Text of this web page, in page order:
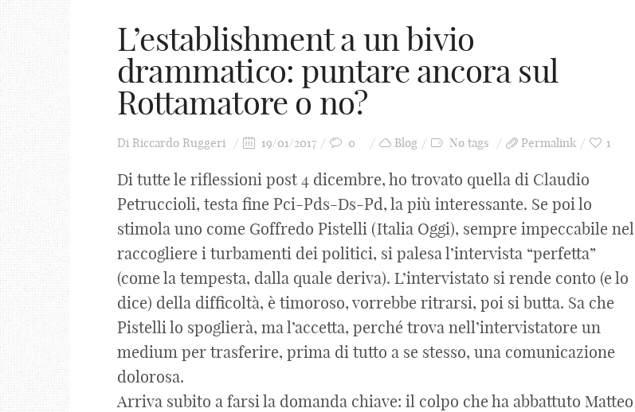
L’establishment a un bivio
drammatico: puntare ancora sul
Rottamatore o no?
Di Riccardo Ruggeri 19/01/2017 0 Blog No tags Permalink 1
Di tutte le riflessioni post 4 dicembre, ho trovato quella di Claudio
Petruccioli, testa fine Pci-Pds-Ds-Pd, la più interessante. Se poi lo
stimola uno come Goffredo Pistelli (Italia Oggi), sempre impeccabile nel
raccogliere i turbamenti dei politici, si palesa l’intervista “perfetta”
(come la tempesta, dalla quale deriva). L’intervistato si rende conto (e lo
dice) della difficoltà, è timoroso, vorrebbe ritrarsi, poi si butta. Sa che
Pistelli lo spoglierà, ma l’accetta, perché trova nell’intervistatore un
medium per trasferire, prima di tutto a se stesso, una comunicazione
dolorosa.
Arriva subito a farsi la domanda chiave: il colpo che ha abbattuto Matteo